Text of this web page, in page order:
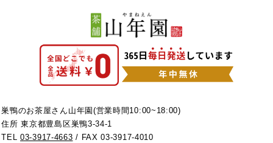
巣鴨のお茶屋さん山年園(営業時間10:00~18:00)
住所 東京都豊島区巣鴨3-34-1
TEL03-3917-4663 / FAX 03-3917-4010